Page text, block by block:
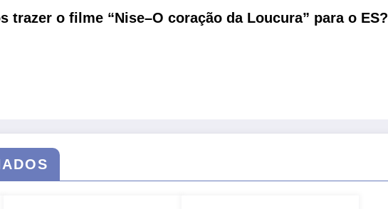
trazer o filme “Nise–O coração da Loucura” para o ES?